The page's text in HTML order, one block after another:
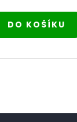
DO KOŠÍKU